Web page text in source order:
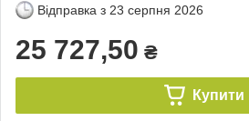
Відправка з 23 серпня 2026
25 727,50 ₴
Купити